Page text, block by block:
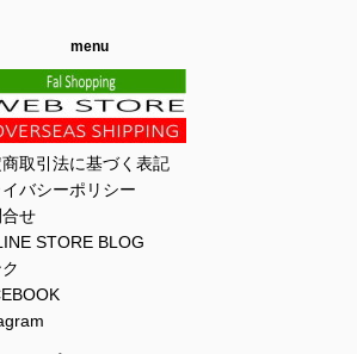
menu
取引法に基づく表記
バシーポリシー
せ
STORE BLOG